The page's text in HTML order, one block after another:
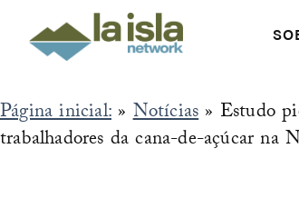
content
Página inicial: »Notícias» Estudo
trabalhadores da cana-de-açúcar na